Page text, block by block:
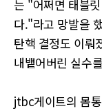
는 "어쩌면 태블
다."라고 망발을
탄핵 결정도 이뤄
내뱉어버린 실수
jtbc게이트의 몸